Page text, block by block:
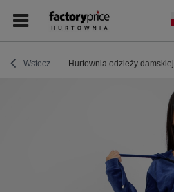
Wstecz Hurtownia odzieży damskiej